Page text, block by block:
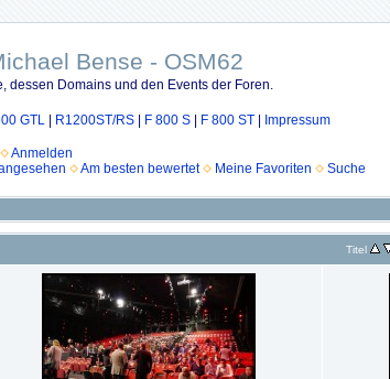
Bense - OSM62
dessen Domains und den Events der Foren.
GTL R1200ST/RS F 800 S F 800 ST Impressum
Anmelden
Am besten bewertet Meine Favoriten Suche
Titel